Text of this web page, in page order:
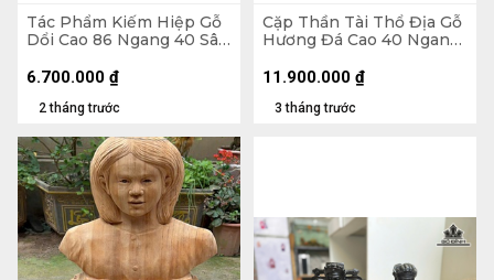
Tác Phẩm Kiếm Hiệp Gỗ
Dổi Cao 86 Ngang 40 Sâu
2 tháng trước
6.700.000 ₫
Cặp Thần Tài Thổ Địa Gỗ
Hương Đá Cao 40 Ngang
3 tháng trước
11.900.000 ₫